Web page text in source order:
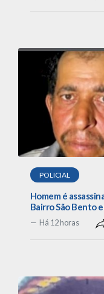
POLICIAL
Homem é
Bairro São Bento
Há 12 horas